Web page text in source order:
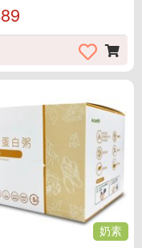
奶素